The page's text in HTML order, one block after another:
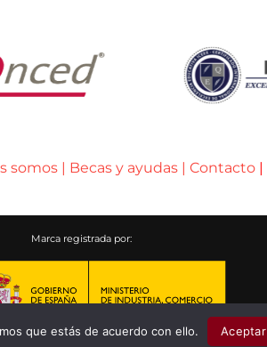
somos | Becas y ayudas | Contacto |
Marca registrada por:
que estás de acuerdo con ello. Aceptar